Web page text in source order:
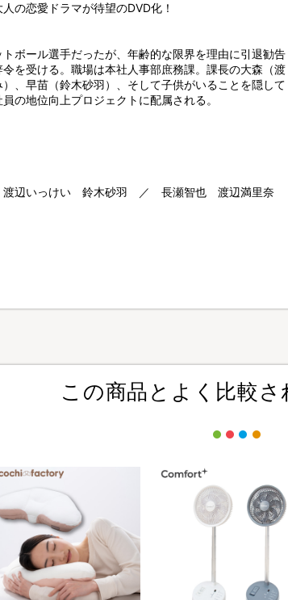
の恋愛ドラマが待望のDVD化！
ボール選手だったが、年齢的な限界を理由に引退勧告
を受ける。職場は本社人事部庶務課。課長の大森（渡
、早苗（鈴木砂羽）、そして子供がいることを隠して
の地位向上プロジェクトに配属される。
辺いっけい 鈴木砂羽 ／ 長瀬智也 渡辺満里奈
この商品とよく比較